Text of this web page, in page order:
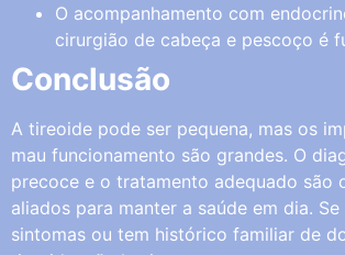
O acompanhamento com
cirurgião de cabeça e pescoço é
Conclusão
A tireoide pode ser pequena, mas os
mau funcionamento são grandes. O
precoce e o tratamento adequado são
aliados para manter a saúde em dia.
sintomas ou tem histórico familiar de